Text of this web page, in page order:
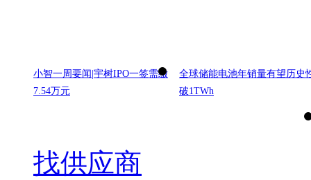
小智一周要闻|宇树IPO一签需缴
7.54万元
全球储能电池年销量有望历史
破1TWh
找供应商